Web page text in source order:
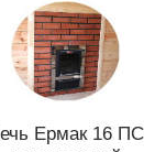
Ермак 16 ПС